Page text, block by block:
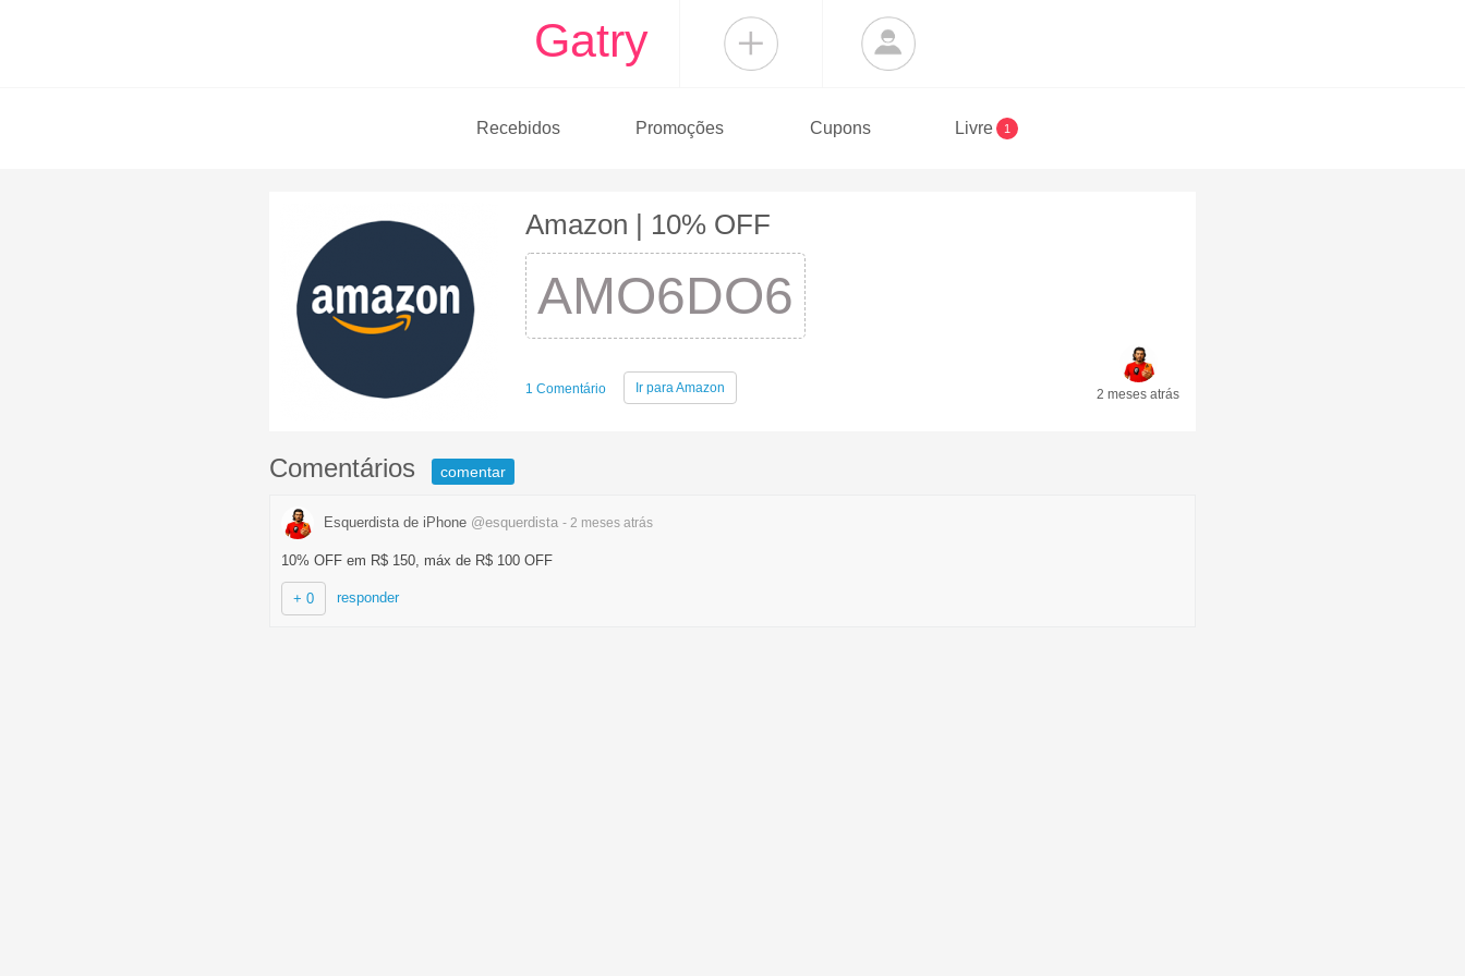
Gatry
Recebidos Promoções Cupons Livre 1
Amazon | 10% OFF
AMO6DO6
1 Comentário Ir paraAmazon 2 meses atrás
Comentários comentar
Esquerdista de iPhone @esquerdista - 2 meses atrás
10% OFF em R$ 150, máx de R$ 100 OFF
+ 0 responder